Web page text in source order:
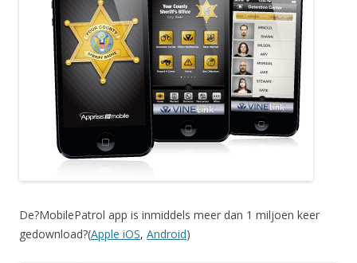
De?MobilePatrol app is inmiddels meer dan 1 miljoen keer
gedownload?(Apple iOS, Android)